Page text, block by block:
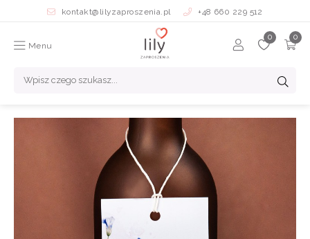
kontakt@lilyzaproszenia.pl +48 660 229 512
Menu